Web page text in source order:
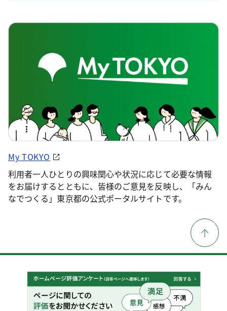
My TOKYO
利用者一人ひとりの興味関心や状況に応じて必要な情報
をお届けするとともに、皆様のご意見を反映し、「みん
なでつくる」東京都の公式ポータルサイトです。